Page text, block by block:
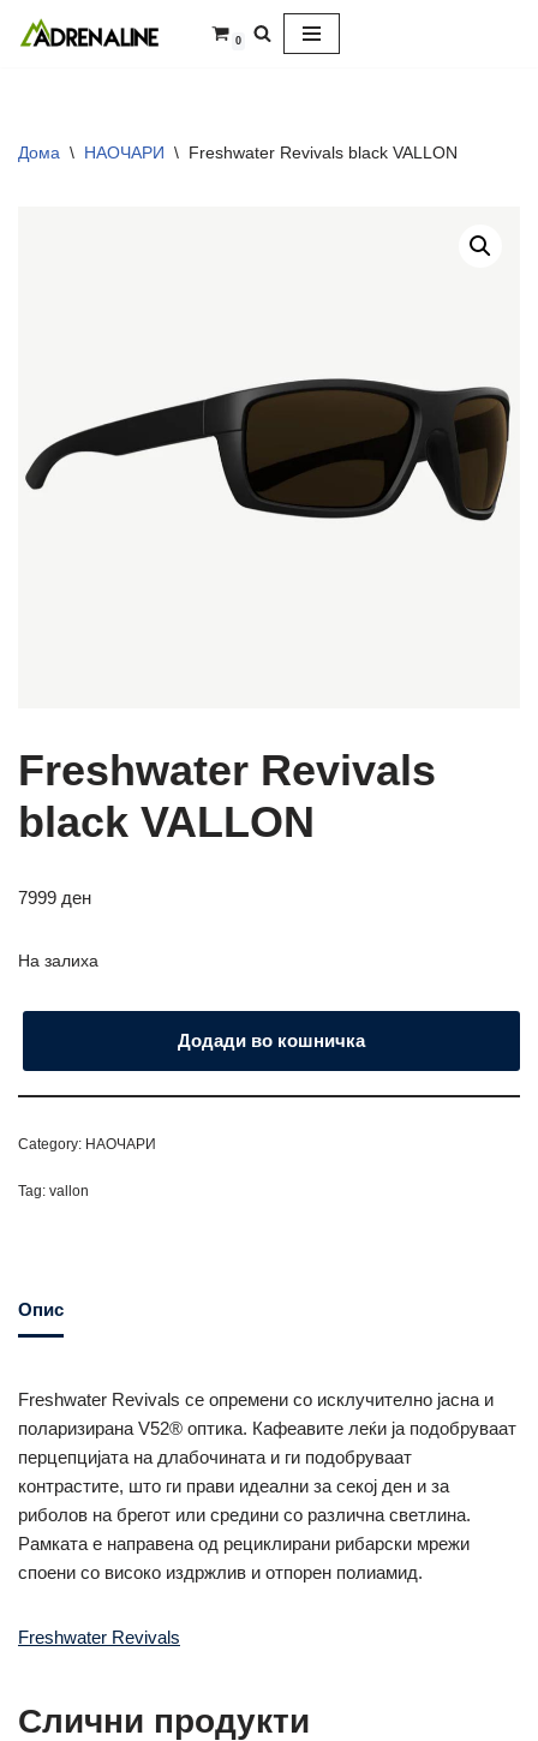
0
Дома \ НАОЧАРИ \ Freshwater Revivals black VALLON
Freshwater Revivals
black VALLON
7999 ден
На залиха
Додади во кошничка
Category: НАОЧАРИ
Tag: vallon
Опис
Freshwater Revivals се опремени со исклучително јасна и
поларизирана V52® оптика. Кафеавите леќи ја подобруваат
перцепцијата на длабочината и ги подобруваат
контрастите, што ги прави идеални за секој ден и за
риболов на брегот или средини со различна светлина.
Рамката е направена од рециклирани рибарски мрежи
споени со високо издржлив и отпорен полиамид.
Freshwater Revivals
Слични продукти